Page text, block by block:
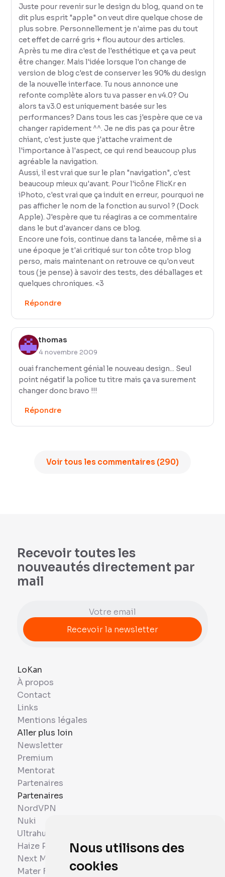
Nous utilisons des
cookies
Juste pour revenir sur le design du blog, quand on te
dit plus esprit "apple" on veut dire quelque chose de
plus sobre. Personnellement je n'aime pas du tout
cet effet de carré gris + flou autour des articles.
Après tu me dira c'est de l'esthétique et ça va peut
être changer. Mais l'idée lorsque l'on change de
version de blog c'est de conserver les 90% du design
de la nouvelle interface. Tu nous annonce une
refonte complète alors tu va passer en v4.0? Ou
alors ta v3.0 est uniquement basée sur les
performances? Dans tous les cas j'espère que ce va
changer rapidement ^^. Je ne dis pas ça pour être
chiant, c'est juste que j'attache vraiment de
l'importance à l'aspect, ce qui rend beaucoup plus
agréable la navigation.
Aussi, il est vrai que sur le plan "navigation", c'est
beaucoup mieux qu'avant. Pour l'icône FlicKr en
iPhoto, c'est vrai que ça induit en erreur, pourquoi ne
pas afficher le nom de la fonction au survol ? (Dock
Apple). J'espère que tu réagiras a ce commentaire
dans le but d'avancer dans ce blog.
Encore une fois, continue dans ta lancée, même si a
une époque je t'ai critiqué sur ton côte trop blog
perso, mais maintenant on retrouve ce qu'on veut
tous (je pense) à savoir des tests, des déballages et
quelques chroniques. <3
Répondre
thomas
4 novembre 2009
ouai franchement génial le nouveau design... Seul
point négatif la police tu titre mais ça va surement
changer donc bravo !!!
Répondre
Voir tous les commentaires (290)
Recevoir toutes les
nouveautés directement par
mail
LoKan
À propos
Contact
Links
Mentions légales
Aller plus loin
Newsletter
Premium
Mentorat
Partenaires
Partenaires
NordVPN
Nuki
Ultrahuman
Haize Project
Next Mobiles
Mater France